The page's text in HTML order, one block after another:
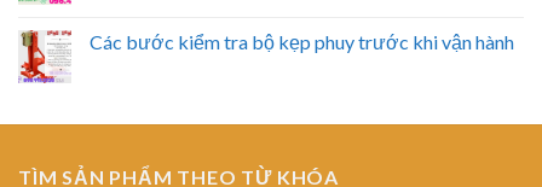
Các bước kiểm tra bộ kẹp phuy trước khi vận hành
TÌM SẢN PHẨM THEO TỪ KHÓA